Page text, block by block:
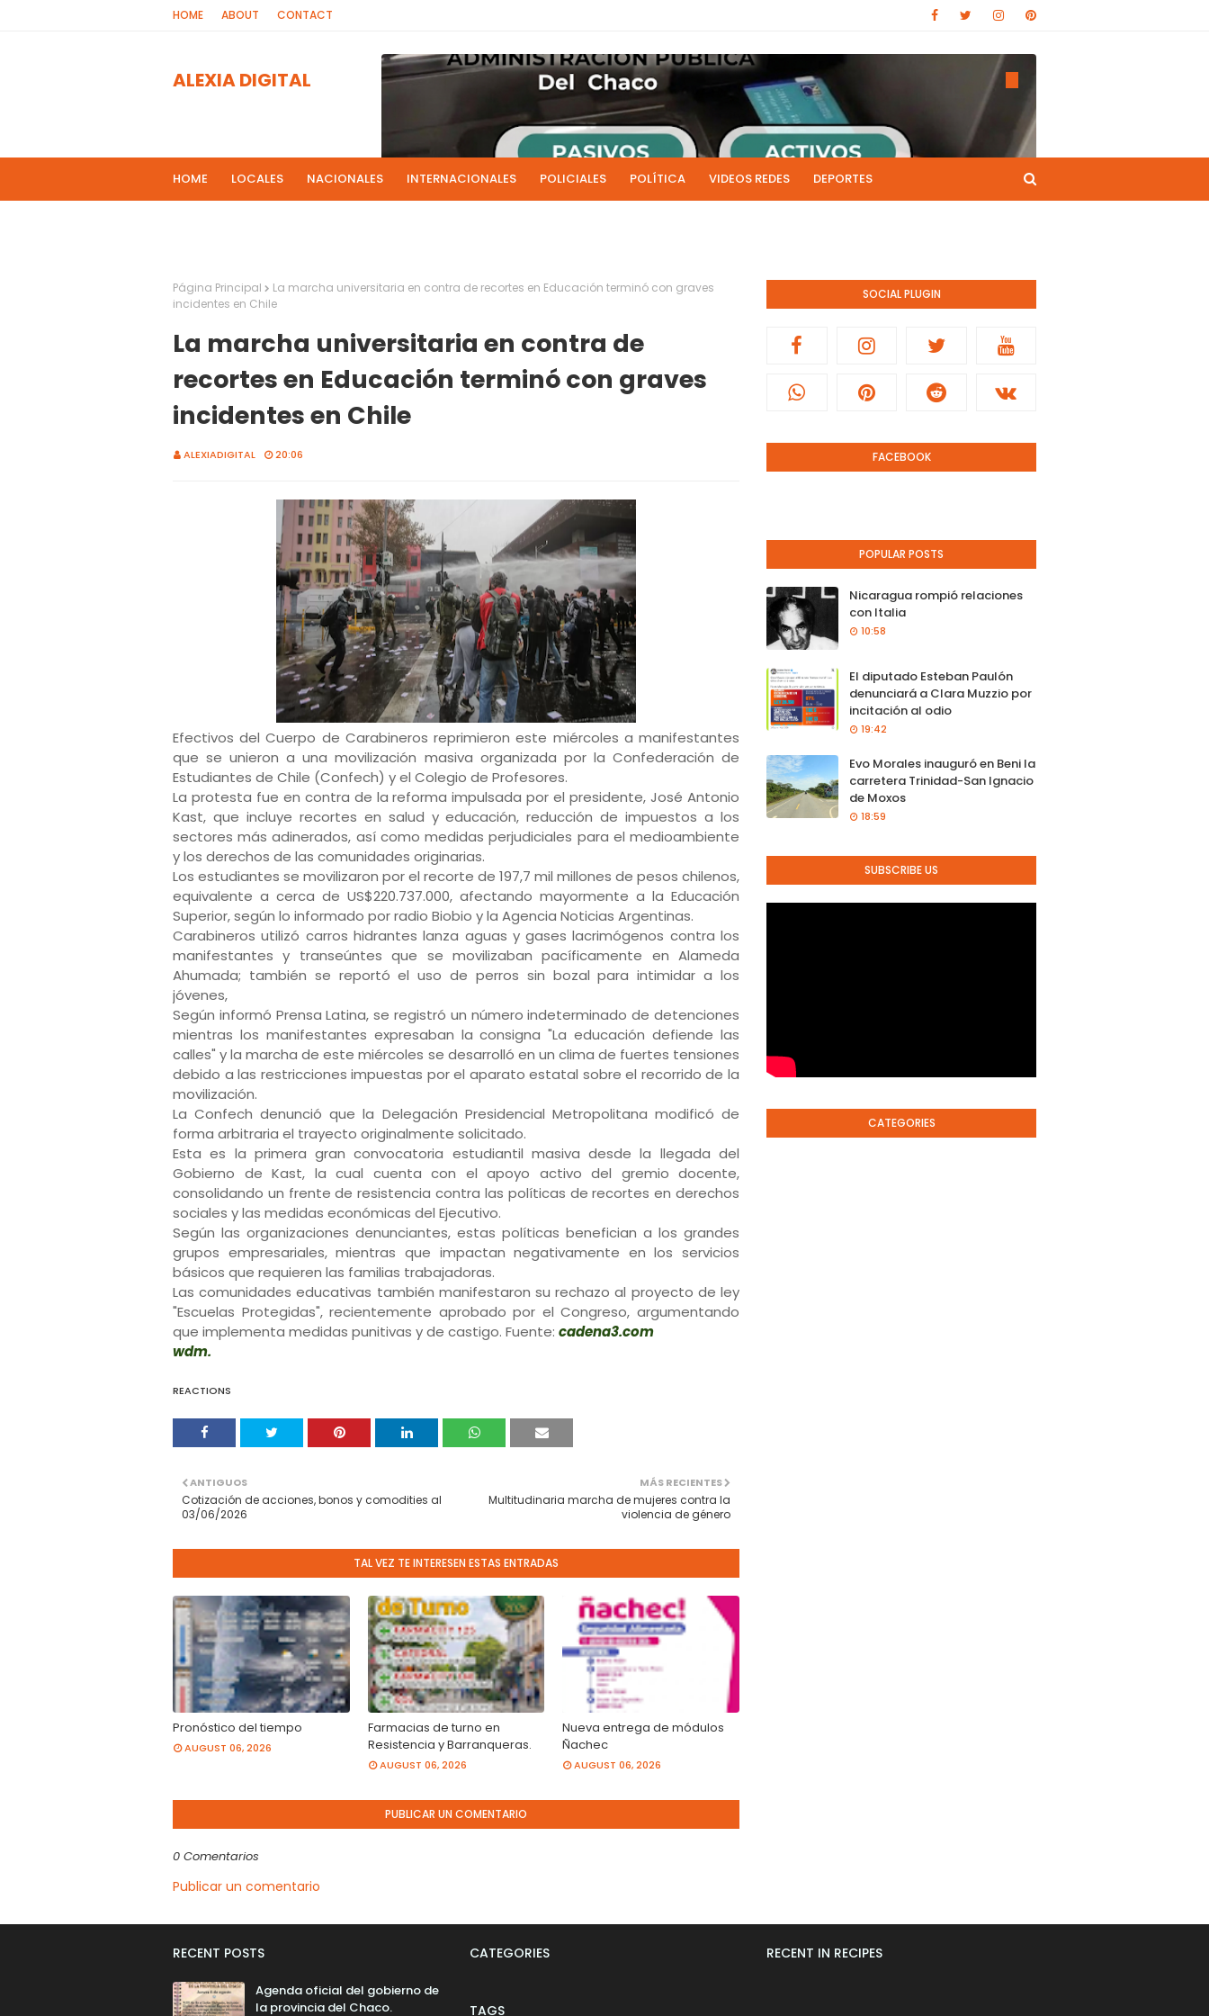
HOME ABOUT CONTACT
ALEXIA DIGITAL
HOME LOCALES NACIONALES INTERNACIONALES POLICIALES POLÍTICA VIDEOS REDES DEPORTES
Página Principal
La marcha universitaria en contra de recortes en Educación terminó con graves
incidentes en Chile
La marcha universitaria en contra de
recortes en Educación terminó con graves
incidentes en Chile
ALEXIADIGITAL 20:06
Efectivos del Cuerpo de Carabineros reprimieron este miércoles a manifestantes
que se unieron a una movilización masiva organizada por la Confederación de
Estudiantes de Chile (Confech) y el Colegio de Profesores.
La protesta fue en contra de la reforma impulsada por el presidente, José Antonio
Kast, que incluye recortes en salud y educación, reducción de impuestos a los
sectores más adinerados, así como medidas perjudiciales para el medioambiente
y los derechos de las comunidades originarias.
Los estudiantes se movilizaron por el recorte de 197,7 mil millones de pesos chilenos,
equivalente a cerca de US$220.737.000, afectando mayormente a la Educación
Superior, según lo informado por radio Biobio y la Agencia Noticias Argentinas.
Carabineros utilizó carros hidrantes lanza aguas y gases lacrimógenos contra los
manifestantes y transeúntes que se movilizaban pacíficamente en Alameda
Ahumada; también se reportó el uso de perros sin bozal para intimidar a los
jóvenes,
Según informó Prensa Latina, se registró un número indeterminado de detenciones
mientras los manifestantes expresaban la consigna "La educación defiende las
calles" y la marcha de este miércoles se desarrolló en un clima de fuertes tensiones
debido a las restricciones impuestas por el aparato estatal sobre el recorrido de la
movilización.
La Confech denunció que la Delegación Presidencial Metropolitana modificó de
forma arbitraria el trayecto originalmente solicitado.
Esta es la primera gran convocatoria estudiantil masiva desde la llegada del
Gobierno de Kast, la cual cuenta con el apoyo activo del gremio docente,
consolidando un frente de resistencia contra las políticas de recortes en derechos
sociales y las medidas económicas del Ejecutivo.
Según las organizaciones denunciantes, estas políticas benefician a los grandes
grupos empresariales, mientras que impactan negativamente en los servicios
básicos que requieren las familias trabajadoras.
Las comunidades educativas también manifestaron su rechazo al proyecto de ley
"Escuelas Protegidas", recientemente aprobado por el Congreso, argumentando
que implementa medidas punitivas y de castigo. Fuente: cadena3.com
wdm.
REACTIONS
MÁS RECIENTES
Multitudinaria marcha de mujeres contra la
violencia de género
ANTIGUOS
Cotización de acciones, bonos y comodities al
03/06/2026
TAL VEZ TE INTERESEN ESTAS ENTRADAS
Pronóstico del tiempo
AUGUST 06, 2026
Farmacias de turno en
Resistencia y Barranqueras.
AUGUST 06, 2026
Nueva entrega de módulos
Ñachec
AUGUST 06, 2026
PUBLICAR UN COMENTARIO
0 Comentarios
Publicar un comentario
SOCIAL PLUGIN
FACEBOOK
POPULAR POSTS
Nicaragua rompió relaciones
con Italia
10:58
El diputado Esteban Paulón
denunciará a Clara Muzzio por
incitación al odio
19:42
Evo Morales inauguró en Beni la
carretera Trinidad-San Ignacio
de Moxos
18:59
SUBSCRIBE US
CATEGORIES
RECENT POSTS
Agenda oficial del gobierno de
la provincia del Chaco.
CATEGORIES
TAGS
RECENT IN RECIPES